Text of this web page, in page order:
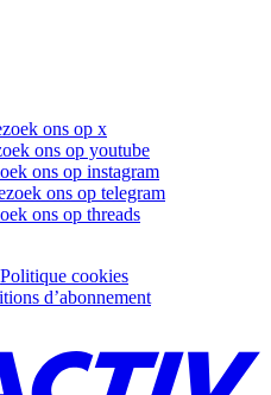
ons op x
ons op youtube
ons op instagram
ons op telegram
ons op threads
Politique cookies
d’abonnement